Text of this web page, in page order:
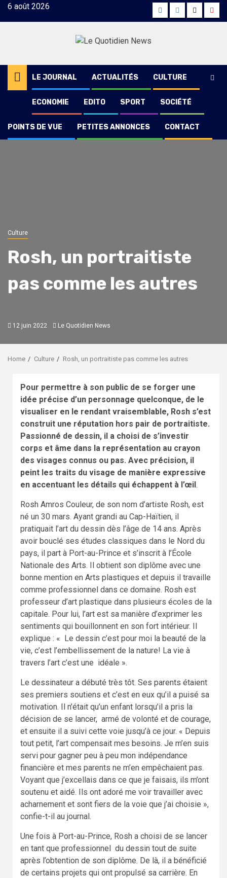
Skip6 août 2026 FacebookInstagram
Twitter
LE JOURNAL ACTUALITÉS CULTURE
ECONOMIE EDITO SPORT SOCIÉTÉ
POINTS DE VUE PETITES ANNONCES CONTACT
Culture
Rosh, un portraitiste
pas comme les autres
12 juin 2022 Le Quotidien News
Home Culture Rosh, un portraitiste pas comme les autres
Pour permettre à son public de se forger une
idée précise d’un personnage quelconque, de le
visualiser en le rendant vraisemblable, Rosh s’est
construit une réputation hors pair de portraitiste.
Passionné de dessin, il a choisi de s’investir
corps et âme dans la représentation au crayon
des visages connus ou pas. Avec précision, il
peint les traits du visage de manière expressive
en accentuant les détails qui échappent à l’œil.
Rosh Amros Couleur, de son nom d’artiste Rosh, est
né un 30 mars. Ayant grandi au Cap-Haïtien, il
pratiquait l’art du dessin dès l’âge de 14 ans. Après
avoir bouclé ses études classiques dans le Nord du
pays, il part à Port-au-Prince et s’inscrit à l’École
Nationale des Arts. Il obtient son diplôme avec une
bonne mention en Arts plastiques et depuis il travaille
comme professionnel dans ce domaine. Rosh est
professeur d’art plastique dans plusieurs écoles de la
capitale. Pour lui, l’art est sa manière d’exprimer les
sentiments qui bouillonnent en son fort intérieur. Il
explique : « Le dessin c’est pour moi la beauté de la
vie, c’est l’embellissement de la nature! La vie à
travers l’art c’est une idéale ».
Le dessinateur a débuté très tôt. Ses parents étaient
ses premiers soutiens et c’est en eux qu’il a puisé sa
motivation. Il n’était qu’un enfant lorsqu’il a pris la
décision de se lancer, armé de volonté et de courage,
et ensuite il a suivi cette voie jusqu’à ce jour. « Depuis
tout petit, l’art compensait mes besoins. Je m’en suis
servi pour gagner peu à peu mon indépendance
financière et mes parents ne m’en empêchaient pas.
Voyant que j’excellais dans ce que je faisais, ils m’ont
soutenu et aidé. Ils ont adoré me voir travailler avec
acharnement et sont fiers de la voie que j’ai choisie »,
confie-t-il au journal.
Une fois à Port-au-Prince, Rosh a choisi de se lancer
en tant que professionnel du dessin tout de suite
après l’obtention de son diplôme. De là, il a bénéficié
de certains projets qui ont propulsé sa carrière. En